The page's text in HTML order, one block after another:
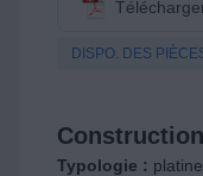
DISPO. DES
Construction
Typologie :